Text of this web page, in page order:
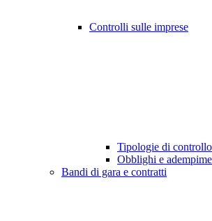
Controlli sulle imprese
Tipologie di controllo
Obblighi e
Bandi di gara e contratti